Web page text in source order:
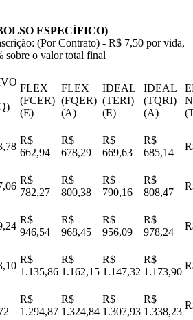
ESPECÍFICO)
(Por Contrato) - R$ 7,50 por vida,
sobre o valor total final
FLEX
(FCER)
(E)
FLEX
(FQER)
(A)
IDEAL
(TERI)
(E)
IDEAL
(TQRI)
(A)
R$
662,94
R$
678,29
R$
669,63
R$
685,14
R$
782,27
R$
800,38
R$
790,16
R$
808,47
R$
946,54
R$
968,45
R$
956,09
R$
978,24
R$
1.135,86
R$
1.162,15
R$
1.147,32
R$
1.173,90
R$
1.294,87
R$
1.324,84
R$
1.307,93
R$
1.338,23